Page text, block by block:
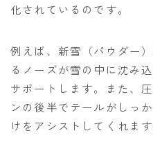
化されているのです。
例えば、新雪（パウダー
るノーズが雪の中に沈み
サポートします。また、
ンの後半でテールがしっ
けをアシストしてくれます